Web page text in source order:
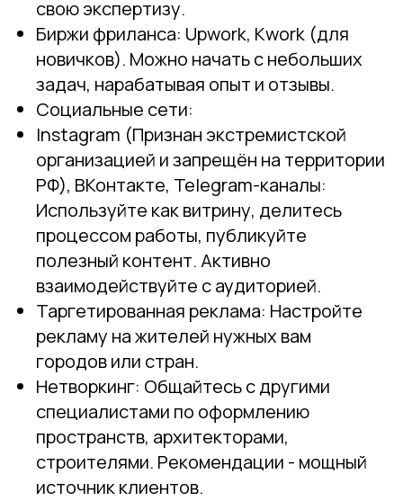
свою экспертизу.
Биржи фриланса: Upwork, Kwork (для
новичков). Можно начать с небольших
задач, нарабатывая опыт и отзывы.
Социальные сети:
Instagram (Признан экстремистской
организацией и запрещён на территории
РФ), ВКонтакте, Telegram-каналы:
Используйте как витрину, делитесь
процессом работы, публикуйте
полезный контент. Активно
взаимодействуйте с аудиторией.
Таргетированная реклама: Настройте
рекламу на жителей нужных вам
городов или стран.
Нетворкинг: Общайтесь с другими
специалистами по оформлению
пространств, архитекторами,
строителями. Рекомендации - мощный
источник клиентов.